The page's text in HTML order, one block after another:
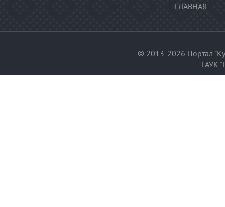
ГЛАВНАЯ
© 2013-2026 Портал
ГАУК